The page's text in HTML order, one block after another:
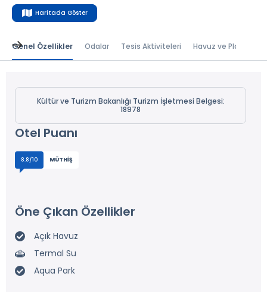
Haritada Göster
Genel Özellikler Odalar Tesis Aktiviteleri Havuz ve Plaj
Kültür ve Turizm Bakanlığı Turizm İşletmesi Belgesi:
18978
Otel Puanı
8.8/10 MÜTHIŞ
Öne Çıkan Özellikler
Açık Havuz
Termal Su
Aqua Park